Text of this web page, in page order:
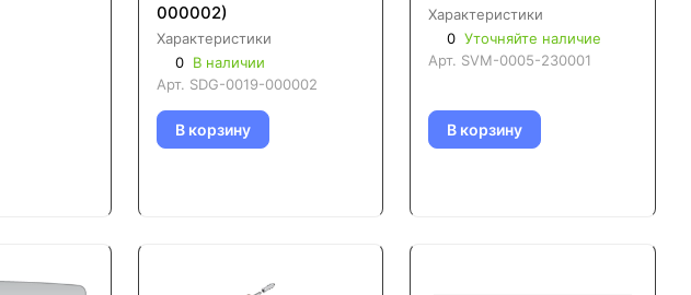
000002)
Характеристики
0 В наличии
Арт. SDG-0019-000002
В корзину
Характеристики
0 Уточняйте наличие
Арт. SVM-0005-230001
В корзину